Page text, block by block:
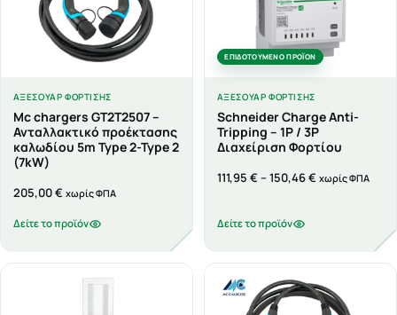
ΑΞΕΣΟΥΆΡ ΦΌΡΤΙΣΗΣ
Mc chargers GT2T2507 –
Ανταλλακτικό προέκτασης
καλωδίου 5m Type 2-Type 2
(7kW)
205,00€ χωρίς ΦΠΑ
Δείτε το προϊόν
ΕΠΙΔΟΤΟΎΜΕΝΟ ΠΡΟΪΌΝ
ΑΞΕΣΟΥΆΡ ΦΌΡΤΙΣΗΣ
Schneider Charge Anti-
Tripping – 1P / 3P
Διαχείριση Φορτίου
111,95 € –150,46€Price
χωρίς ΦΠΑ
Δείτε το προϊόν